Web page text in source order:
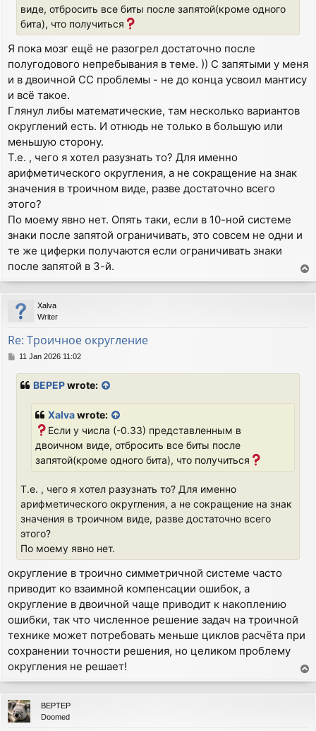
виде, отбросить все биты после запятой(кроме одного
бита), что получиться
Я пока мозг ещё не разогрел достаточно после
полугодового непребывания в теме. )) С запятыми у меня
и в двоичной СС проблемы - не до конца усвоил мантису
и всё такое.
Глянул либы математические, там несколько вариантов
округлений есть. И отнюдь не только в большую или
меньшую сторону.
Т.е. , чего я хотел разузнать то? Для именно
арифметического округления, а не сокращение на знак
значения в троичном виде, разве достаточно всего
этого?
По моему явно нет. Опять таки, если в 10-ной системе
знаки после запятой ограничивать, это совсем не одни и
те же циферки получаются если ограничивать знаки
после запятой в 3-й.
o
p
Xalva
Writer
Re: Троичное округление
P11 Jan 2026 11:02
BEPEPwrote:
Xalvawrote:
Если у числа (-0.33) представленным в
двоичном виде, отбросить все биты после
запятой(кроме одного бита), что получиться
Т.е. , чего я хотел разузнать то? Для именно
арифметического округления, а не сокращение на знак
значения в троичном виде, разве достаточно всего
этого?
По моему явно нет.
округление в троично симметричной системе часто
приводит ко взаимной компенсации ошибок, а
округление в двоичной чаще приводит к накоплению
ошибки, так что численное решение задач на троичной
технике может потребовать меньше циклов расчёта при
сохранении точности решения, но целиком проблему
округления не решает!
o
p
BEPTEP
Doomed